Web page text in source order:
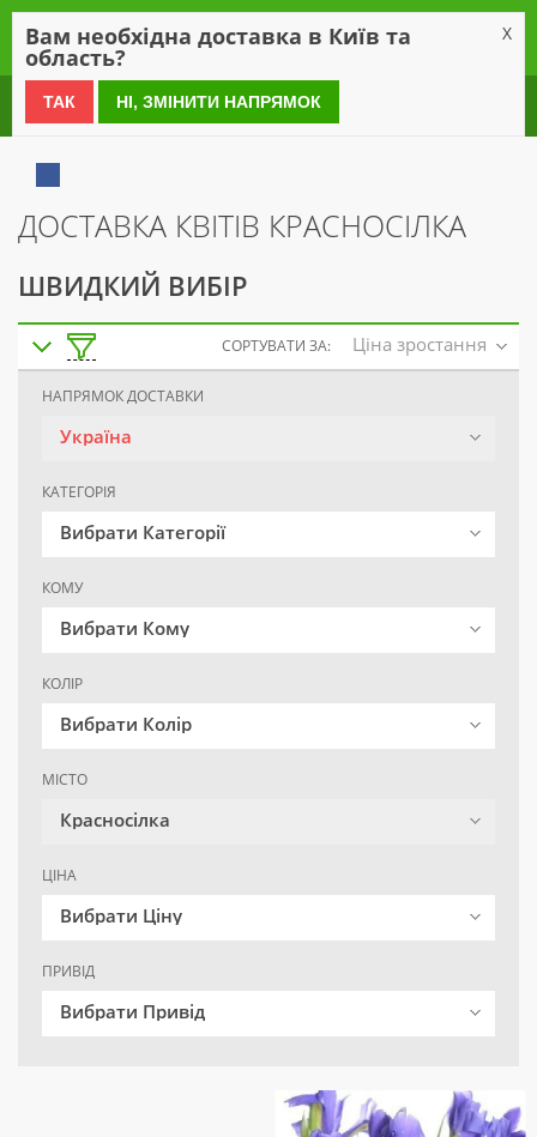
0 800 21 54 55
ДОСТАВКА КВІТІВ КРАСНОСІЛКА
ШВИДКИЙ ВИБІР
СОРТУВАТИ ЗА: Ціна зростання
НАПРЯМОК ДОСТАВКИ
Україна
КАТЕГОРІЯ
Вибрати Категорії
КОМУ
Вибрати Кому
КОЛІР
Вибрати Колір
МІСТО
Красносілка
ЦІНА
Вибрати Ціну
ПРИВІД
Вибрати Привід
Вам необхідна доставка в Київ та
область?
X
ТАК НІ, ЗМІНИТИ НАПРЯМОК